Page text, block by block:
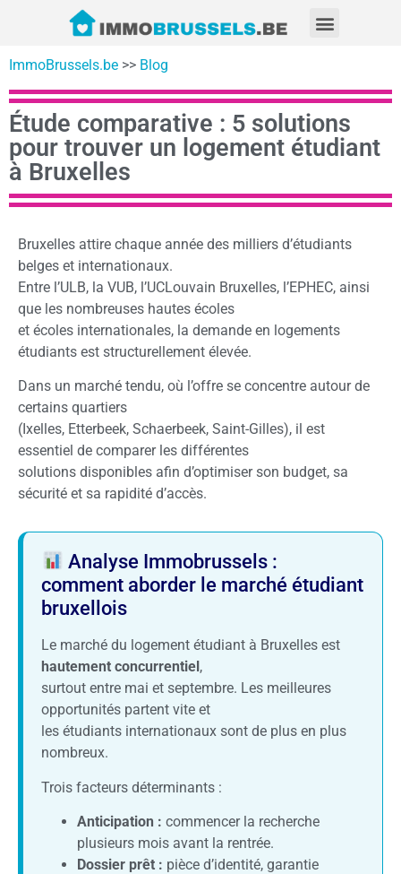
ImmoBrussels.be >> Blog
Étude comparative : 5 solutions
pour trouver un logement étudiant
à Bruxelles
Bruxelles attire chaque année des milliers d’étudiants
belges et internationaux.
Entre l’ULB, la VUB, l’UCLouvain Bruxelles, l’EPHEC, ainsi
que les nombreuses hautes écoles
et écoles internationales, la demande en logements
étudiants est structurellement élevée.
Dans un marché tendu, où l’offre se concentre autour de
certains quartiers
(Ixelles, Etterbeek, Schaerbeek, Saint-Gilles), il est
essentiel de comparer les différentes
solutions disponibles afin d’optimiser son budget, sa
sécurité et sa rapidité d’accès.
Analyse Immobrussels :
comment aborder le marché étudiant
bruxellois
Le marché du logement étudiant à Bruxelles est
hautement concurrentiel,
surtout entre mai et septembre. Les meilleures
opportunités partent vite et
les étudiants internationaux sont de plus en plus
nombreux.
Trois facteurs déterminants :
Anticipation : commencer la recherche
plusieurs mois avant la rentrée.
Dossier prêt : pièce d’identité, garantie